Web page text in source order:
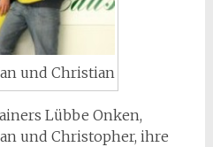
und Christian
Lübbe Onken,
und Christopher, ihre